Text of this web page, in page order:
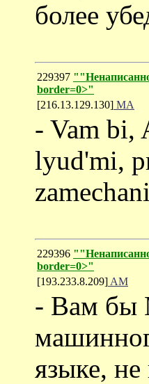
более
229397
border=0>"
[216.13.129.130] MA
- Vam bi,
lyud'mi,
229396
border=0>"
[193.233.8.209] AM
- Вам бы
языке, не